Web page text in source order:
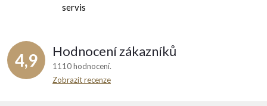
servis
4,9 Hodnocení zákazníků
1110 hodnocení
Zobrazit recenze